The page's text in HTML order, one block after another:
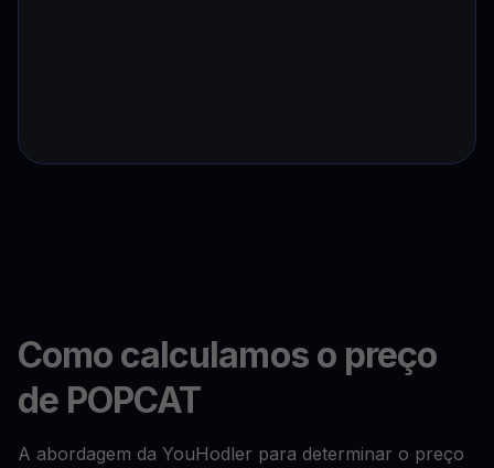
Como calculamos o preço
de POPCAT
A abordagem da YouHodler para determinar o preço